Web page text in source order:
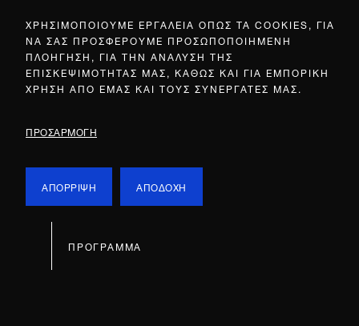
ΧΡΗΣΙΜΟΠΟΙΟΥΜΕ ΕΡΓΑΛΕΙΑ ΟΠΩΣ ΤΑ COOKIES, ΓΙΑ
ΝΑ ΣΑΣ ΠΡΟΣΦΕΡΟΥΜΕ ΠΡΟΣΩΠΟΠΟΙΗΜΕΝΗ
ΠΛΟΗΓΗΣΗ, ΓΙΑ ΤΗΝ ΑΝΑΛΥΣΗ ΤΗΣ
ΕΠΙΣΚΕΨΙΜΟΤΗΤΑΣ ΜΑΣ, ΚΑΘΩΣ ΚΑΙ ΓΙΑ ΕΜΠΟΡΙΚΗ
ΧΡΗΣΗ ΑΠΟ ΕΜΑΣ ΚΑΙ ΤΟΥΣ ΣΥΝΕΡΓΑΤΕΣ ΜΑΣ.
ΠΡΟΣΑΡΜΟΓΗ
ΑΠΟΡΡΙΨΗ ΑΠΟΔΟΧΗ
ΠΡΟΓΡΑΜΜΑ